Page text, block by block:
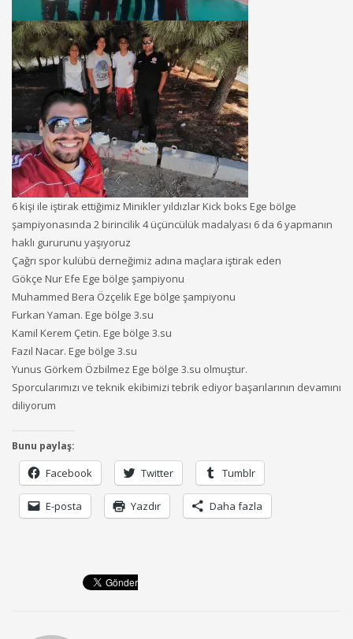
6 kişi ile iştirak ettiğimiz Minikler yıldızlar Kick boks Ege bölge
şampiyonasında 2 birincilik 4 üçüncülük madalyası 6 da 6 yapmanın
haklı gururunu yaşıyoruz
Çağrı spor kulübü derneğimiz adına maçlara iştirak eden
Gökçe Nur Efe Ege bölge şampiyonu
Muhammed Bera Özçelik Ege bölge şampiyonu
Furkan Yaman. Ege bölge 3.su
Kamil Kerem Çetin. Ege bölge 3.su
Fazıl Nacar. Ege bölge 3.su
Yunus Görkem Özbilmez Ege bölge 3.su olmuştur.
Sporcularımızı ve teknik ekibimizi tebrik ediyor başarılarının devamını
diliyorum
Bunu paylaş:
Facebook Twitter Tumblr
E-posta Yazdır Daha fazla